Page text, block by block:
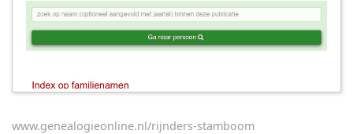
www.genealogieonline.nl/rijnders-stamboom